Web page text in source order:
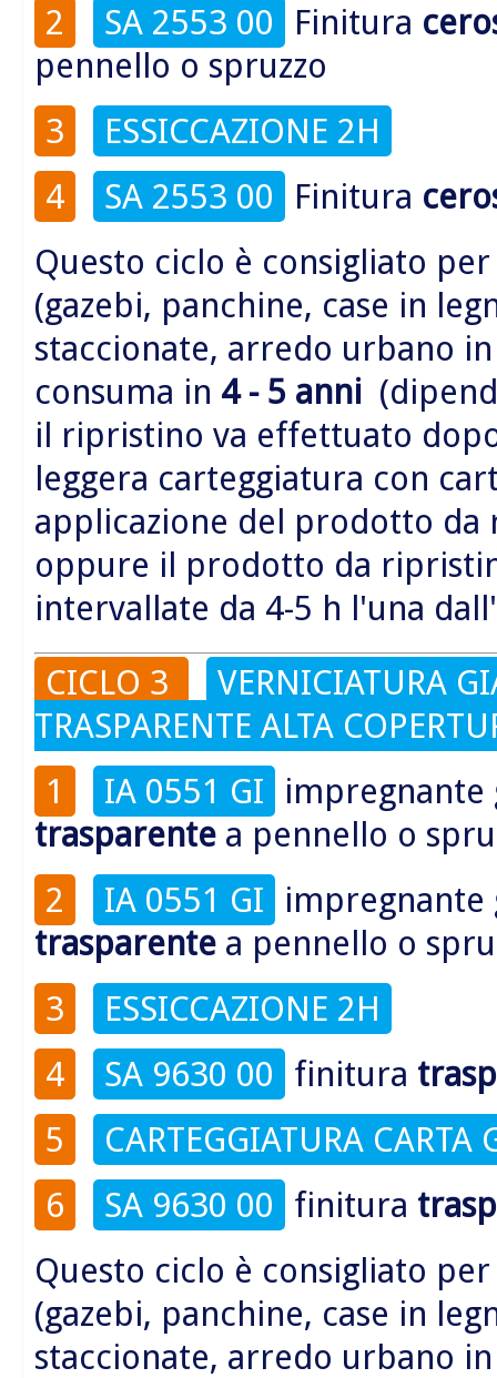
2
SA 2553 00 Finitura
pennello o spruzzo
3
ESSICCAZIONE 2H
4
SA 2553 00 Finitura
Questo ciclo è consigliato
(gazebi, panchine, case in
staccionate, arredo urbano
consuma in 4 - 5 anni
il ripristino va effettuato
leggera carteggiatura con
applicazione del prodotto
oppure il prodotto da
intervallate da 4-5 h l'una
CICLO 3
VERNICIATURA
TRASPARENTE ALTA
1
IA 0551 GI impregnante
trasparente a pennello o
2
IA 0551 GI impregnante
trasparente a pennello o
3
ESSICCAZIONE 2H
4
SA 9630 00 finitura
5
CARTEGGIATURA
6
SA 9630 00 finitura
Questo ciclo è consigliato
(gazebi, panchine, case in
staccionate, arredo urbano